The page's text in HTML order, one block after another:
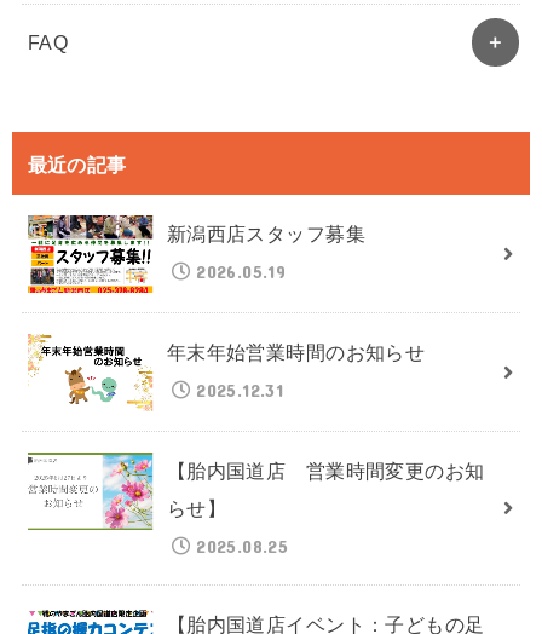
FAQ
最近の記事
新潟西店スタッフ募集
2026.05.19
年末年始営業時間のお知らせ
2025.12.31
【胎内国道店 営業時間変更のお知
らせ】
2025.08.25
【胎内国道店イベント：子どもの足